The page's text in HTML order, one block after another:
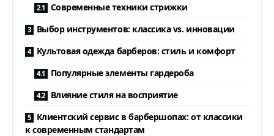
Современные техники стрижки
Выбор инструментов: классика vs. инновации
Культовая одежда барберов: стиль и комфорт
Популярные элементы гардероба
Влияние стиля на восприятие
Клиентский сервис в барбершопах: от классики
к современным стандартам